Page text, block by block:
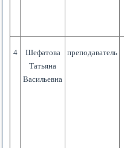
4
Шефатова
Татьяна
Васильевна
преподаватель